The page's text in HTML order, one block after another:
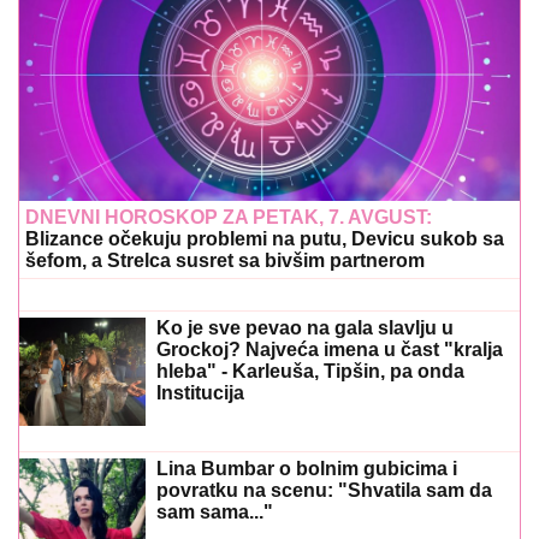
DNEVNI HOROSKOP ZA PETAK, 7. AVGUST:
Blizance očekuju problemi na putu, Devicu sukob sa
šefom, a Strelca susret sa bivšim partnerom
Ko je sve pevao na gala slavlju u
Grockoj? Najveća imena u čast "kralja
hleba" - Karleuša, Tipšin, pa onda
Institucija
Lina Bumbar o bolnim gubicima i
povratku na scenu: "Shvatila sam da
sam sama..."